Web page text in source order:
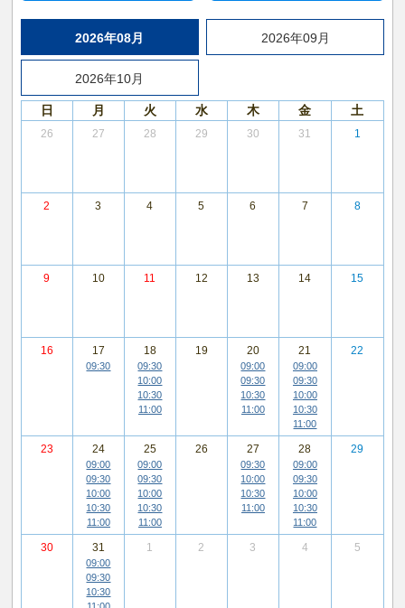
2026年08月 2026年09月
2026年10月
日 月 火 水 木 金 土
26 27 28 29 30 31 1
2 3 4 5 6 7 8
9 10 11 12 13 14 15
16 17
09:30
18
09:30
10:00
10:30
11:00
19 20
09:00
09:30
10:30
11:00
21
09:00
09:30
10:00
10:30
11:00
22
23 24
09:00
09:30
10:00
10:30
11:00
25
09:00
09:30
10:00
10:30
11:00
26 27
09:30
10:00
10:30
11:00
28
09:00
09:30
10:00
10:30
11:00
29
30 31
09:00
09:30
10:30
1 2 3 4 5